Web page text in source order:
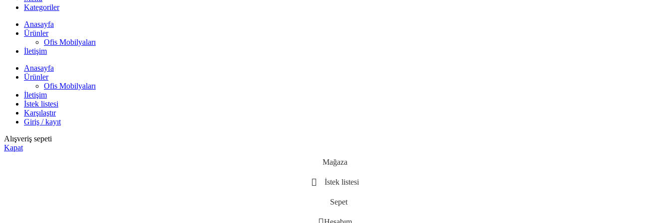
Kategoriler
Anasayfa
Ürünler
Ofis Mobilyaları
İletişim
Anasayfa
Ürünler
Ofis Mobilyaları
İletişim
İstek listesi
Karşılaştır
Giriş / kayıt
Alışveriş sepeti
Kapat
Mağaza
İstek listesi
Sepet